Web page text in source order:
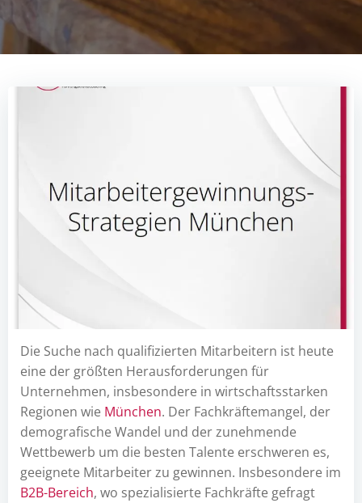
Die Suche nach qualifizierten Mitarbeitern ist heute
eine der größten Herausforderungen für
Unternehmen, insbesondere in wirtschaftsstarken
Regionen wie München. Der Fachkräftemangel, der
demografische Wandel und der zunehmende
Wettbewerb um die besten Talente erschweren es,
geeignete Mitarbeiter zu gewinnen. Insbesondere im
B2B-Bereich, wo spezialisierte Fachkräfte gefragt